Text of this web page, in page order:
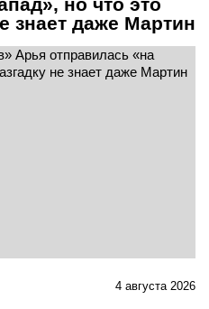
знает даже Мартин
4 августа 2026